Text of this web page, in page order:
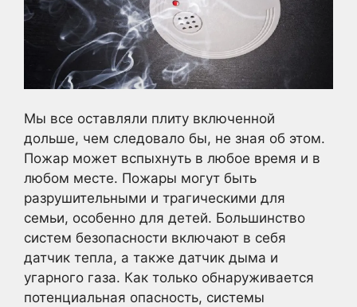
Мы все оставляли плиту включенной
дольше, чем следовало бы, не зная об этом.
Пожар может вспыхнуть в любое время и в
любом месте. Пожары могут быть
разрушительными и трагическими для
семьи, особенно для детей. Большинство
систем безопасности включают в себя
датчик тепла, а также датчик дыма и
угарного газа. Как только обнаруживается
потенциальная опасность, системы